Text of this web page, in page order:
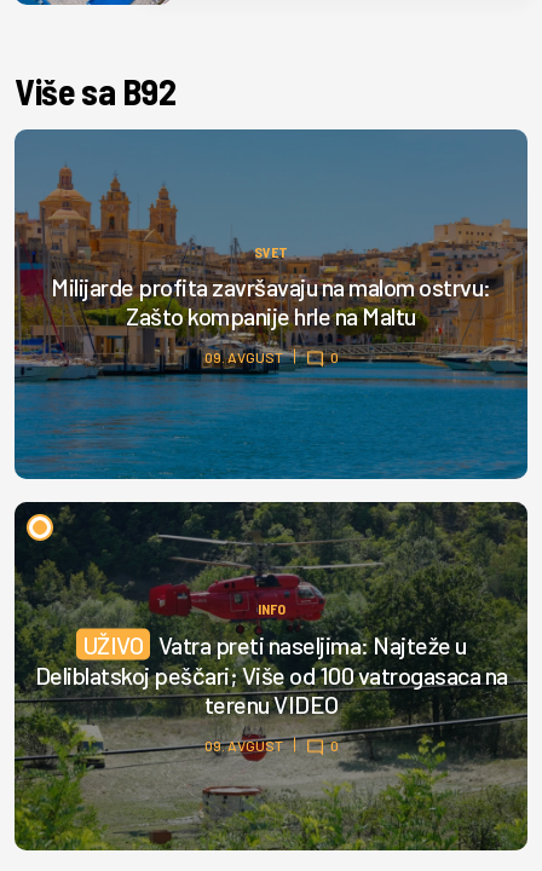
Više sa B92
SVET
Milijarde profita završavaju na malom ostrvu:
Zašto kompanije hrle na Maltu
09. AVGUST 0
INFO
UŽIVO Vatra preti naseljima: Najteže u
Deliblatskoj peščari; Više od 100 vatrogasaca na
terenu VIDEO
09. AVGUST 0